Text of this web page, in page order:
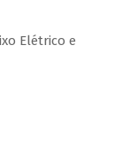
Elétrico e